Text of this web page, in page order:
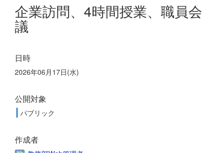
企業訪問、4時間授業、職員会
議
日時
2026年06月17日(水)
公開対象
パブリック
作成者